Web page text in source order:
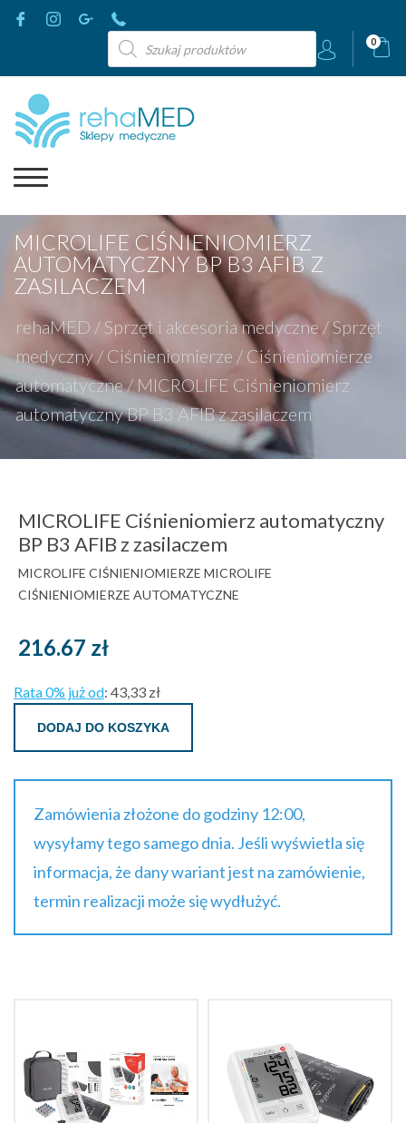
Wyszukiwarka
produktów
0
MICROLIFE CIŚNIENIOMIERZ
AUTOMATYCZNY BP B3 AFIB Z
ZASILACZEM
rehaMED / Sprzęt i akcesoria medyczne /Sprzęt
medyczny / Ciśnieniomierze / Ciśnieniomierze
automatyczne/ MICROLIFE Ciśnieniomierz
automatyczny BP B3 AFIB z zasilaczem
MICROLIFE Ciśnieniomierz automatyczny
BP B3 AFIB z zasilaczem
MICROLIFE CIŚNIENIOMIERZE MICROLIFE
CIŚNIENIOMIERZE AUTOMATYCZNE
216.67 zł
Rata 0% już od: 43,33 zł
DODAJ DO KOSZYKA
Zamówienia złożone do godziny 12:00,
wysyłamy tego samego dnia. Jeśli wyświetla się
informacja, że dany wariant jest na zamówienie,
termin realizacji może się wydłużyć.